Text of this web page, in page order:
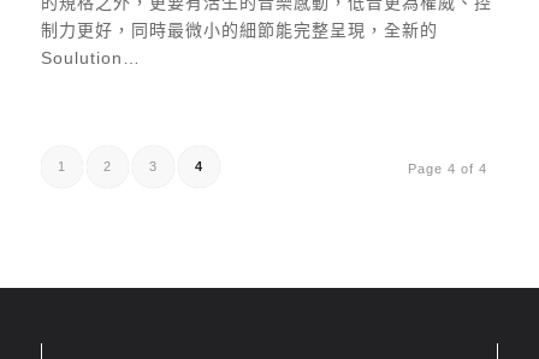
制力更好，同時最微小的細節能完整呈現，全新的
Soulution…
Page 4 of 4
1 2 3 4